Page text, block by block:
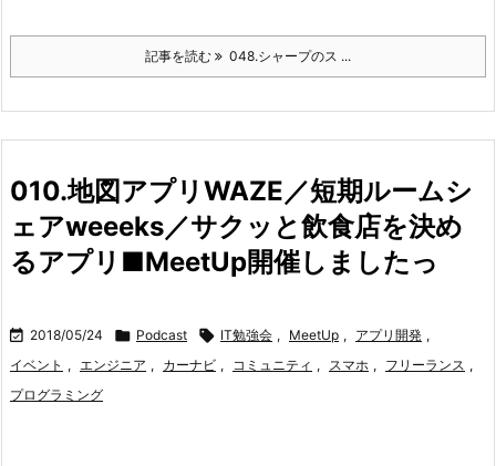
記事を読む 048.シャープのス ...
010.地図アプリWAZE／短期ルームシ
ェアweeeks／サクッと飲食店を決め
るアプリ■MeetUp開催しましたっ
 2018/05/24  Podcast  IT勉強会 , MeetUp , アプリ開発 ,
イベント , エンジニア , カーナビ , コミュニティ , スマホ , フリーランス ,
プログラミング